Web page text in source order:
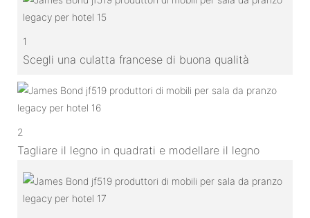
1
Scegli una culatta francese di buona qualità
2
Tagliare il legno in quadrati e modellare il legno